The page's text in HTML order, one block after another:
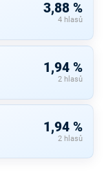
3,88 %
4 hlasů
1,94 %
2 hlasů
1,94 %
2 hlasů